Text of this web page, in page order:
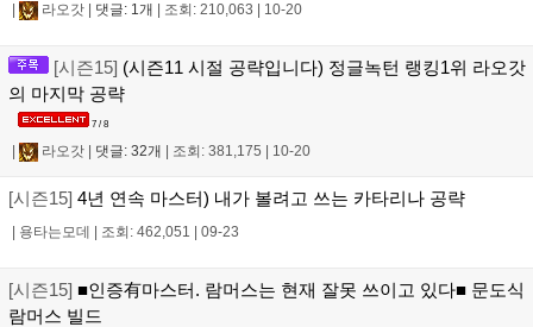
라오갓 댓글: 1개 조회: 210,063 10-20
[시즌15] (시즌11 시절 공략입니다) 정글녹턴 랭킹1위 라오갓
의 마지막 공략
7 / 8
| 라오갓 | 댓글: 32개 | 조회: 381,175 | 10-20
[시즌15] 4년 연속 마스터) 내가 볼려고 쓰는 카타리나 공략
| 용타는모데 | 조회: 462,051 | 09-23
[시즌15] ■인증有마스터. 람머스는 현재 잘못 쓰이고 있다■ 문도식
람머스 빌드